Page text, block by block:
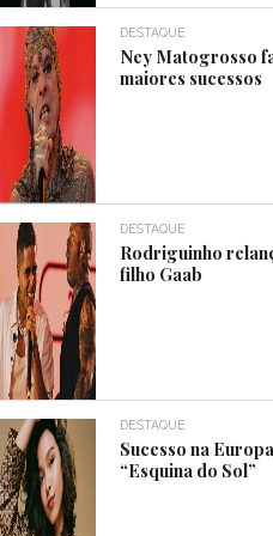
DESTAQUE
Ney Matogrosso
maiores sucessos
DESTAQUE
Rodriguinho
filho Gaab
DESTAQUE
Sucesso na
“Esquina do Sol”